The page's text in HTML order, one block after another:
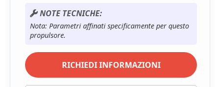
NOTE TECNICHE:
Nota: Parametri affinati specificamente per questo
propulsore.
RICHIEDI INFORMAZIONI